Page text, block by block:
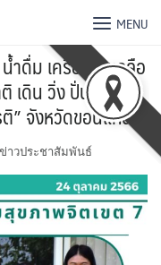
MENU
ดื่ม เครื่องดื่มเกลือ
เดิน วิ่ง ปั่น ป้องกัน
” จังหวัดขอนแก่น
ข่าวประชาสัมพันธ์